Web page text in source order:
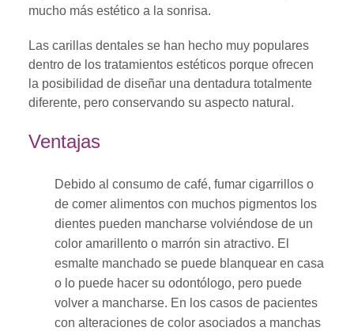
mucho más estético a la sonrisa.
Las carillas dentales se han hecho muy populares
dentro de los tratamientos estéticos porque ofrecen
la posibilidad de diseñar una dentadura totalmente
diferente, pero conservando su aspecto natural.
Ventajas
Debido al consumo de café, fumar cigarrillos o
de comer alimentos con muchos pigmentos los
dientes pueden mancharse volviéndose de un
color amarillento o marrón sin atractivo. El
esmalte manchado se puede blanquear en casa
o lo puede hacer su odontólogo, pero puede
volver a mancharse. En los casos de pacientes
con alteraciones de color asociados a manchas